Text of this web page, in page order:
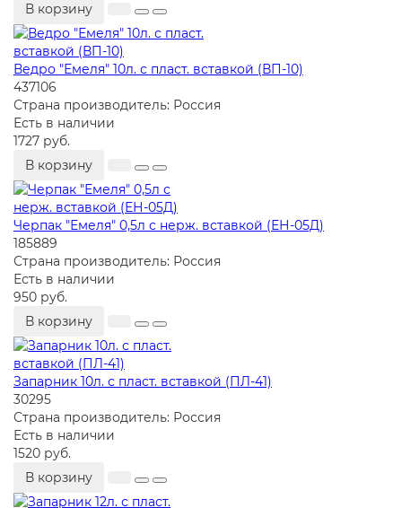
В корзину
Ведро "Емеля" 10л. с пласт. вставкой (ВП-10)
437106
Страна производитель: Россия
Есть в наличии
1727 руб.
В корзину
Черпак "Емеля" 0,5л с нерж. вставкой (ЕН-05Д)
185889
Страна производитель: Россия
Есть в наличии
950 руб.
В корзину
Запарник 10л. с пласт. вставкой (ПЛ-41)
30295
Страна производитель: Россия
Есть в наличии
1520 руб.
В корзину